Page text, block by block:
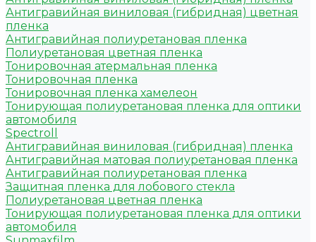
Антигравийная виниловая (гибридная) цветная
пленка
Антигравийная полиуретановая пленка
Полиуретановая цветная пленка
Тонировочная атермальная пленка
Тонировочная пленка
Тонировочная пленка хамелеон
Тонирующая полиуретановая пленка для оптики
автомобиля
Spectroll
Антигравийная виниловая (гибридная) пленка
Антигравийная матовая полиуретановая пленка
Антигравийная полиуретановая пленка
Защитная пленка для лобового стекла
Полиуретановая цветная пленка
Тонирующая полиуретановая пленка для оптики
автомобиля